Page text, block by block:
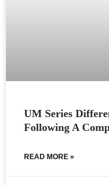
UM Series
Following A
READ MORE »